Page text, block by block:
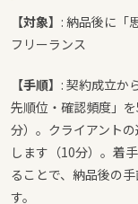
【対象】 : 納品後に「
フリーランス
【手順】 : 契約成立か
先順位・確認頻度」
分）。クライアント
します（10分）。着
ることで、納品後の
す。